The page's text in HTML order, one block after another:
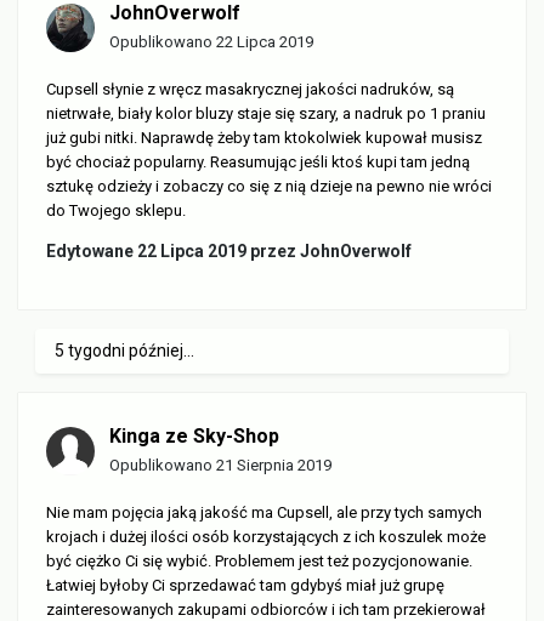
JohnOverwolf
Opublikowano 22 Lipca 2019
Cupsell słynie z wręcz masakrycznej jakości nadruków, są
nietrwałe, biały kolor bluzy staje się szary, a nadruk po 1 praniu
już gubi nitki. Naprawdę żeby tam ktokolwiek kupował musisz
być chociaż popularny. Reasumując jeśli ktoś kupi tam jedną
sztukę odzieży i zobaczy co się z nią dzieje na pewno nie wróci
do Twojego sklepu.
Edytowane 22 Lipca 2019 przez JohnOverwolf
5 tygodni później...
Kinga ze Sky-Shop
Opublikowano 21 Sierpnia 2019
Nie mam pojęcia jaką jakość ma Cupsell, ale przy tych samych
krojach i dużej ilości osób korzystających z ich koszulek może
być ciężko Ci się wybić. Problemem jest też pozycjonowanie.
Łatwiej byłoby Ci sprzedawać tam gdybyś miał już grupę
zainteresowanych zakupami odbiorców i ich tam przekierował